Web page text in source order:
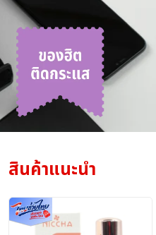
สินค้าแนะนำ